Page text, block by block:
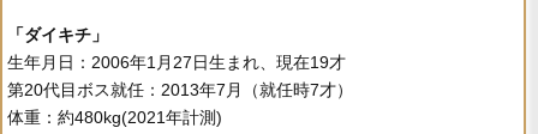
「ダイキチ」
生年月日：2006年1月27日生まれ、現在19才
第20代目ボス就任：2013年7月（就任時7才）
体重：約480kg(2021年計測)